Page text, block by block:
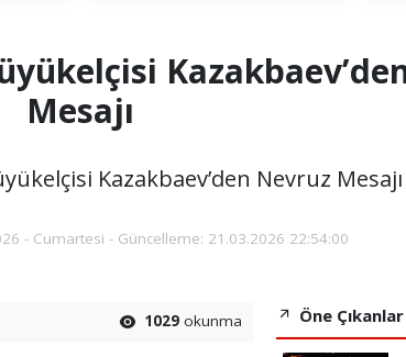
Mesajı
Kazakbaev’den Nevruz Mesajı
- Cumartesi - Güncelleme: 21.03.2026 22:54:00
1029 okunma Öne Çıkanlar